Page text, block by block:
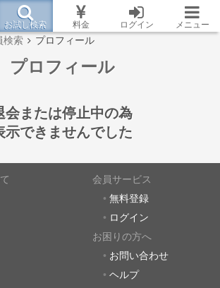
お試し検索 料金 ログイン メニュー
検索 プロフィール
プロフィール
会または停止中の為
示できませんでした
会員サービス
無料登録
ログイン
お困りの方へ
お問い合わせ
ヘルプ